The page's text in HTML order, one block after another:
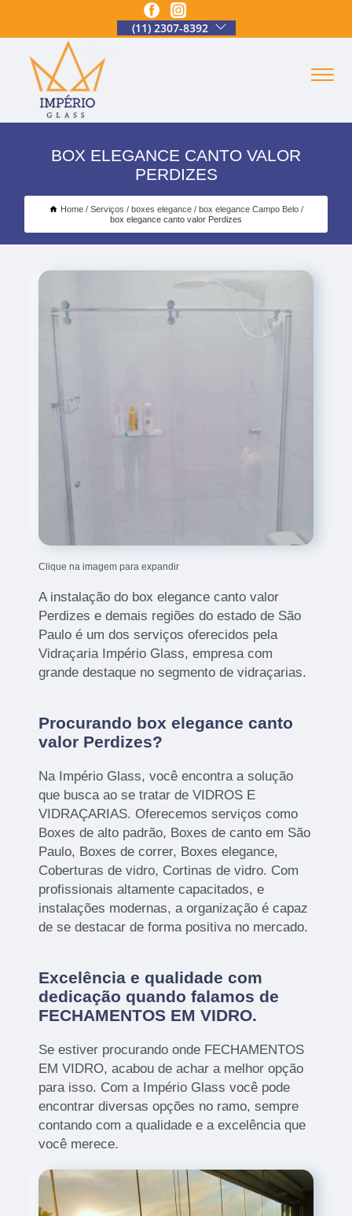
(11) 2307-8392
BOX ELEGANCE CANTO VALOR
PERDIZES
Home Serviços boxes elegance
box elegance Campo Belo
box elegance canto valor Perdizes
Clique na imagem para expandir
A instalação do box elegance canto valor
Perdizes e demais regiões do estado de São
Paulo é um dos serviços oferecidos pela
Vidraçaria Império Glass, empresa com
grande destaque no segmento de vidraçarias.
Procurando box elegance canto
valor Perdizes?
Na Império Glass, você encontra a solução
que busca ao se tratar de VIDROS E
VIDRAÇARIAS. Oferecemos serviços como
Boxes de alto padrão, Boxes de canto em São
Paulo, Boxes de correr, Boxes elegance,
Coberturas de vidro, Cortinas de vidro. Com
profissionais altamente capacitados, e
instalações modernas, a organização é capaz
de se destacar de forma positiva no mercado.
Excelência e qualidade com
dedicação quando falamos de
FECHAMENTOS EM VIDRO.
Se estiver procurando onde FECHAMENTOS
EM VIDRO, acabou de achar a melhor opção
para isso. Com a Império Glass você pode
encontrar diversas opções no ramo, sempre
contando com a qualidade e a excelência que
você merece.